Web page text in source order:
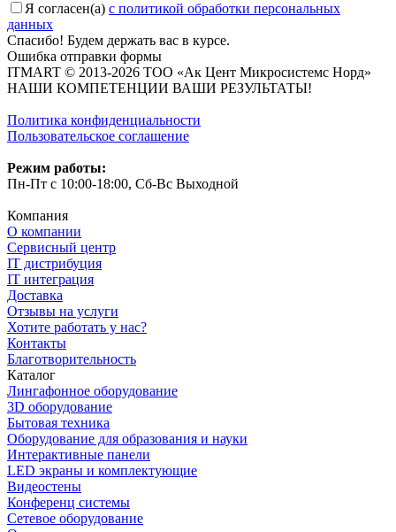
Я согласен(a) с политикой обработки персональных
данных
Спасибо! Будем держать вас в курсе.
Ошибка отправки формы
ITMART © 2013-2026 ТОО «Ак Цент Микросистемс Норд»
НАШИ КОМПЕТЕНЦИИ ВАШИ РЕЗУЛЬТАТЫ!
Политика конфиденциальности
Пользовательское соглашение
Режим работы:
Пн-Пт с 10:00-18:00, Сб-Вс Выходной
Компания
О компании
Сервисный центр
IT дистрибуция
IT интеграция
Доставка
Отзывы на услуги
Хотите работать у нас?
Контакты
Благотворительность
Каталог
Лингафонное оборудование
3D оборудование
Бытовая техника
Оборудование для образования и науки
Интерактивные панели
LED экраны и комплектующие
Видеостены
Конференц системы
Сетевое оборудование